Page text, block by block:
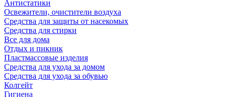
Антистатики
Освежители, очистители воздуха
Средства для защиты от насекомых
Средства для стирки
Все для дома
Отдых и пикник
Пластмассовые изделия
Средства для ухода за домом
Средства для ухода за обувью
Колгейт
Гигиена